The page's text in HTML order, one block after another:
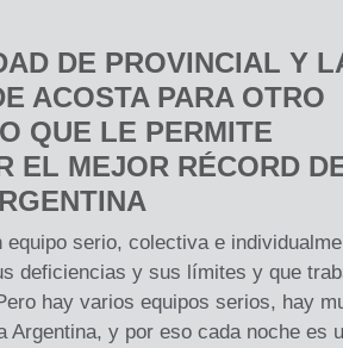
DE PROVINCIAL Y
ACOSTA PARA OTRO
QUE LE PERMITE
EL MEJOR RÉCORD
equipo serio, colectiva e
deficiencias y sus límites y que
hay varios equipos serios, hay
Argentina, y por eso cada noche es